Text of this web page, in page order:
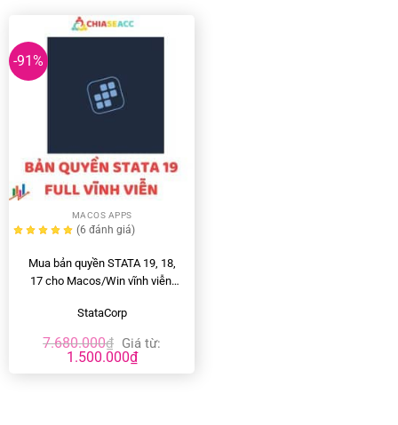
-91%
MACOS APPS
(6 đánh giá)
Mua bản quyền STATA 19, 18,
17 cho Macos/Win vĩnh viễn,
StataCorp
7.680.000₫ Giá từ:
1.500.000₫